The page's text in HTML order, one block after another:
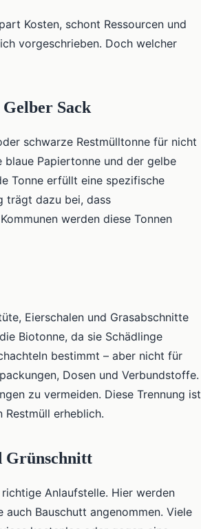
Kosten, schont Ressourcen und
vorgeschrieben. Doch welcher
Sack
schwarze Restmülltonne für nicht
Papiertonne und der gelbe
Tonne erfüllt eine spezifische
trägt dazu bei, dass
werden diese Tonnen
Eierschalen und Grasabschnitte
Biotonne, da sie Schädlinge
bestimmt – aber nicht für
Dosen und Verbundstoffe.
zu vermeiden. Diese Trennung ist
erheblich.
Grünschnitt
Anlaufstelle. Hier werden
Bauschutt angenommen. Viele